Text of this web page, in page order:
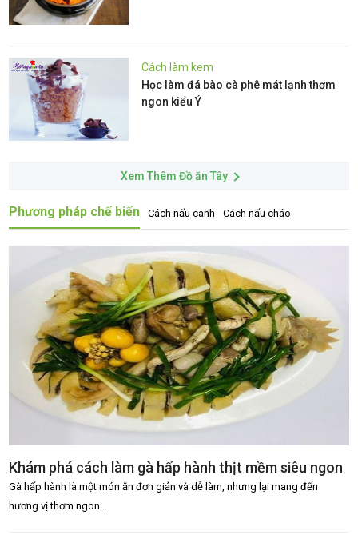
Cách làm kem
Học làm đá bào cà phê mát lạnh thơm
ngon kiểu Ý
Xem Thêm Đồ ăn Tây
Phương pháp chế biến Cách nấu canh Cách nấu cháo
Khám phá cách làm gà hấp hành thịt mềm siêu ngon
Gà hấp hành là một món ăn đơn giản và dễ làm, nhưng lại mang đến
hương vị thơm ngon…